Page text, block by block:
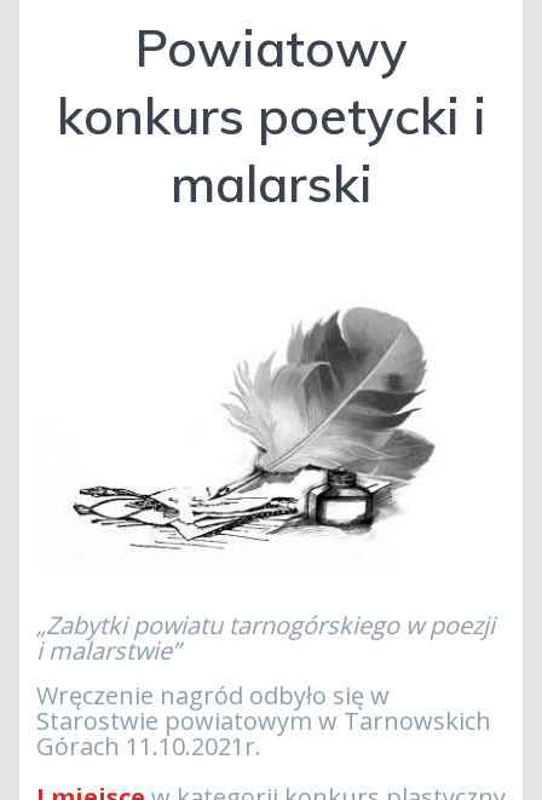
Powiatowy
konkurs poetycki i
malarski
„Zabytki powiatu tarnogórskiego w poezji
i malarstwie”
Wręczenie nagród odbyło się w
Starostwie powiatowym w Tarnowskich
Górach 11.10.2021r.